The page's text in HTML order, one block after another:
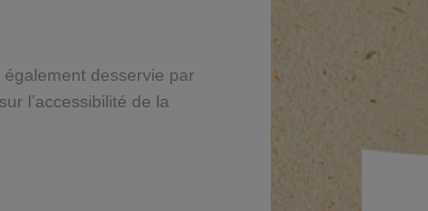
desservie par
l’accessibilité de la